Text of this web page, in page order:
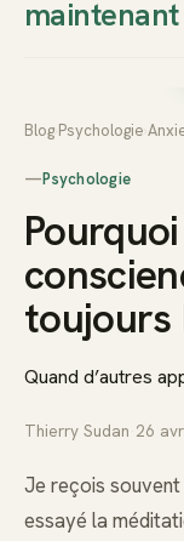
Thierry
maintenant
Blog Psychologie
—Psychologie
toujours
Quand d’autres
Thierry Sudan 26
Je reçois souvent
essayé la